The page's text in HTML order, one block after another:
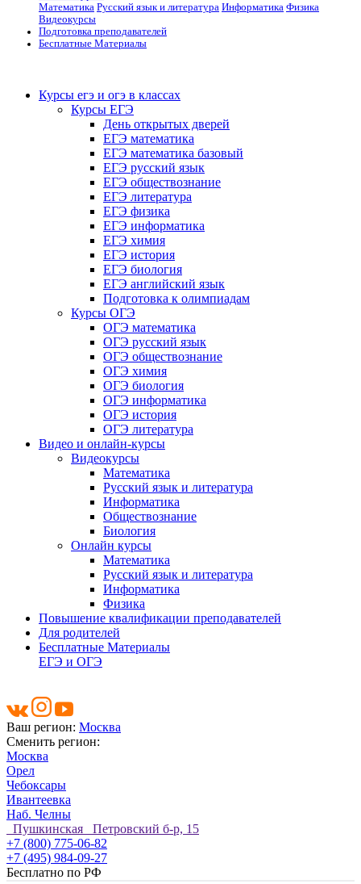
Математика Русский язык и литература Информатика Физика
Видеокурсы
Подготовка преподавателей
Бесплатные Материалы
Курсы егэ и огэ в классах
Курсы ЕГЭ
День открытых дверей
ЕГЭ математика
ЕГЭ математика базовый
ЕГЭ русский язык
ЕГЭ обществознание
ЕГЭ литература
ЕГЭ физика
ЕГЭ информатика
ЕГЭ химия
ЕГЭ история
ЕГЭ биология
ЕГЭ английский язык
Подготовка к олимпиадам
Курсы ОГЭ
ОГЭ математика
ОГЭ русский язык
ОГЭ обществознание
ОГЭ химия
ОГЭ биология
ОГЭ информатика
ОГЭ история
ОГЭ литература
Видео и онлайн-курсы
Видеокурсы
Математика
Русский язык и литература
Информатика
Обществознание
Биология
Онлайн курсы
Математика
Русский язык и литература
Информатика
Физика
Повышение квалификации преподавателей
Для родителей
Бесплатные Материалы
ЕГЭ и ОГЭ
Ваш регион: Москва
Сменить регион:
Москва
Орел
Чебоксары
Ивантеевка
Наб. Челны
Пушкинская Петровский б-р, 15
+7 (800) 775-06-82
+7 (495) 984-09-27
Бесплатно по РФ